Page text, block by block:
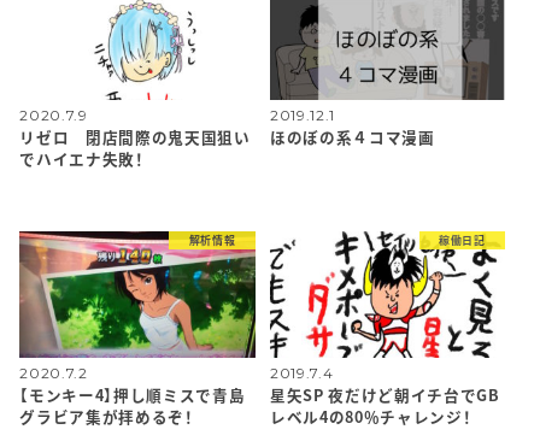
2020.7.9
リゼロ 閉店間際の鬼天国狙い
でハイエナ失敗！
2019.12.1
ほのぼの系４コマ漫画
解析情報
2020.7.2
【モンキー4】押し順ミスで青島
グラビア集が拝めるぞ！
稼働日記
2019.7.4
星矢SP 夜だけど朝イチ台でGB
レベル4の80％チャレンジ！